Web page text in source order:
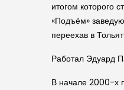
итогом которого
«Подъём»
переехав в
Работал Эдуард
В начале 2000-х